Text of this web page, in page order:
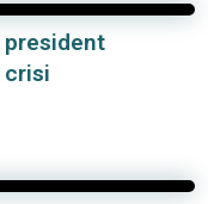
president
crisi